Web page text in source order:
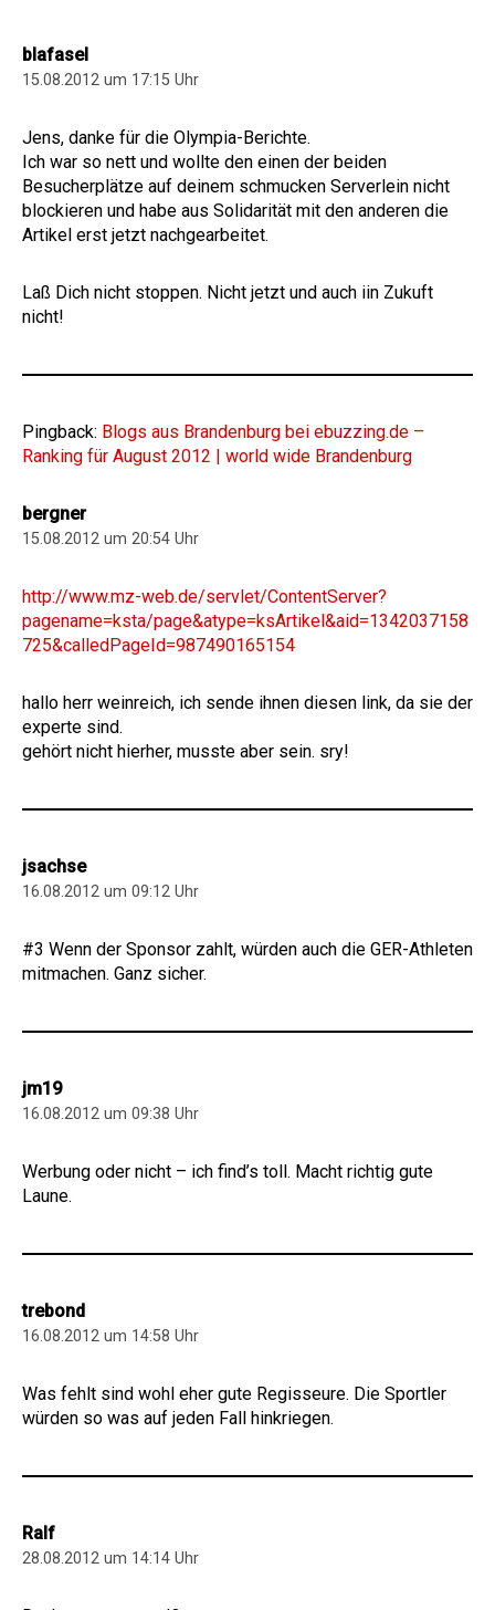
blafasel
15.08.2012 um 17:15 Uhr
Jens, danke für die Olympia-Berichte.
Ich war so nett und wollte den einen der beiden
Besucherplätze auf deinem schmucken Serverlein nicht
blockieren und habe aus Solidarität mit den anderen die
Artikel erst jetzt nachgearbeitet.
Laß Dich nicht stoppen. Nicht jetzt und auch iin Zukuft
nicht!
Pingback: Blogs aus Brandenburg bei ebuzzing.de –
Ranking für August 2012 | world wide Brandenburg
bergner
15.08.2012 um 20:54 Uhr
http://www.mz-web.de/servlet/ContentServer?
pagename=ksta/page&atype=ksArtikel&aid=1342037158
725&calledPageId=987490165154
hallo herr weinreich, ich sende ihnen diesen link, da sie der
experte sind.
gehört nicht hierher, musste aber sein. sry!
jsachse
16.08.2012 um 09:12 Uhr
#3 Wenn der Sponsor zahlt, würden auch die GER-Athleten
mitmachen. Ganz sicher.
jm19
16.08.2012 um 09:38 Uhr
Werbung oder nicht – ich find’s toll. Macht richtig gute
Laune.
trebond
16.08.2012 um 14:58 Uhr
Was fehlt sind wohl eher gute Regisseure. Die Sportler
würden so was auf jeden Fall hinkriegen.
Ralf
28.08.2012 um 14:14 Uhr